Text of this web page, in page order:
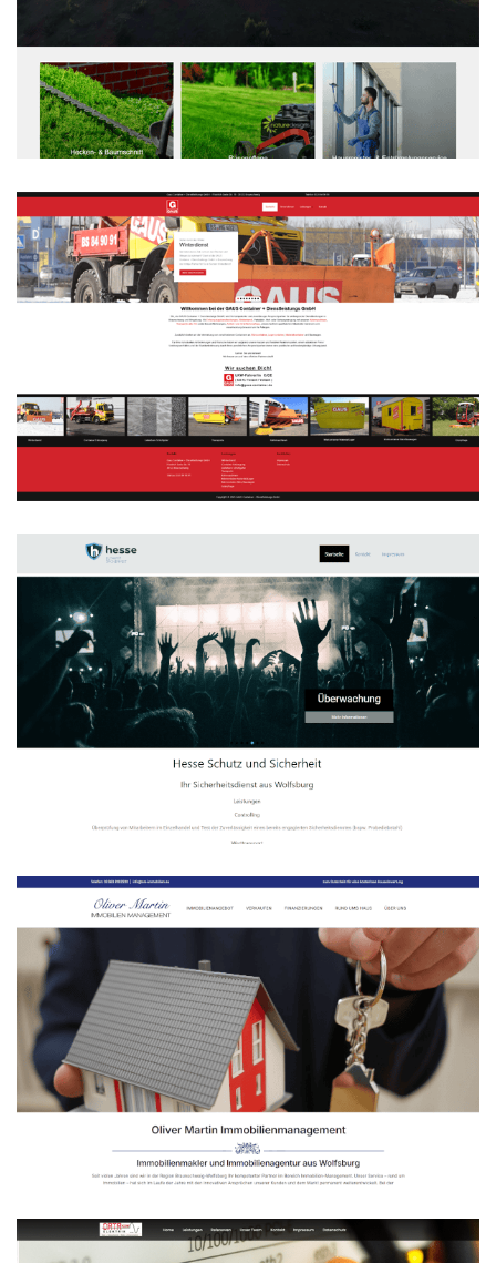
Nature Designs GmbH
WEBDESIGN
Gaus Container + Dienstleistungs
GmbH
HSS Hesse Schutz und Sicherheit
Oliver Martin
Immobilienmanagement